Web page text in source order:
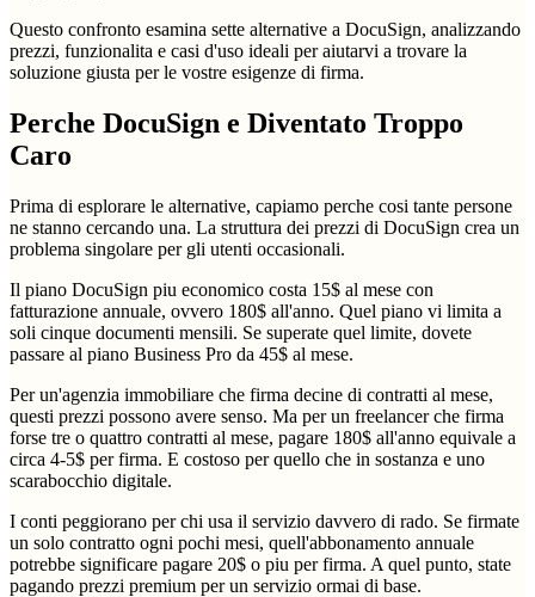
Questo confronto esamina sette alternative a DocuSign, analizzando
prezzi, funzionalita e casi d'uso ideali per aiutarvi a trovare la
soluzione giusta per le vostre esigenze di firma.
Perche DocuSign e Diventato Troppo
Caro
Prima di esplorare le alternative, capiamo perche cosi tante persone
ne stanno cercando una. La struttura dei prezzi di DocuSign crea un
problema singolare per gli utenti occasionali.
Il piano DocuSign piu economico costa 15$ al mese con
fatturazione annuale, ovvero 180$ all'anno. Quel piano vi limita a
soli cinque documenti mensili. Se superate quel limite, dovete
passare al piano Business Pro da 45$ al mese.
Per un'agenzia immobiliare che firma decine di contratti al mese,
questi prezzi possono avere senso. Ma per un freelancer che firma
forse tre o quattro contratti al mese, pagare 180$ all'anno equivale a
circa 4-5$ per firma. E costoso per quello che in sostanza e uno
scarabocchio digitale.
I conti peggiorano per chi usa il servizio davvero di rado. Se firmate
un solo contratto ogni pochi mesi, quell'abbonamento annuale
potrebbe significare pagare 20$ o piu per firma. A quel punto, state
pagando prezzi premium per un servizio ormai di base.